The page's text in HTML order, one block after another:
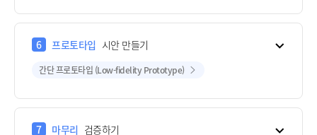
6 프로토타입 시안 만들기
간단 프로토타입 (Low-fidelity Prototype)
7 마무리 검증하기